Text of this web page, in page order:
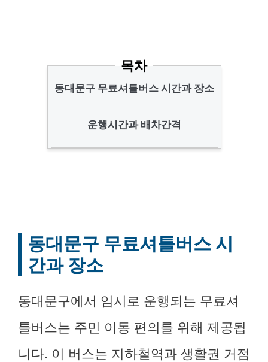
목차
동대문구 무료셔틀버스 시간과 장소
운행시간과 배차간격
동대문구 무료셔틀버스 시
간과 장소
동대문구에서 임시로 운행되는 무료셔
틀버스는 주민 이동 편의를 위해 제공됩
니다. 이 버스는 지하철역과 생활권 거점